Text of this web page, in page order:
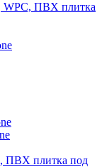
WPC, ПВХ плитка
ПВХ плитка под